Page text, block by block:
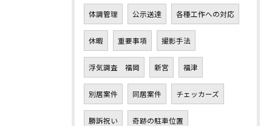
体調管理 公示送達 各種工作への対応
休暇 重要事項 撮影手法
浮気調査 福岡 新宮 福津
別居案件 同居案件 チェッカーズ
勝訴祝い 奇跡の駐車位置